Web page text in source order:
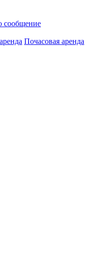
сообщение
Почасовая аренда